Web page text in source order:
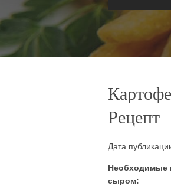
Рецепт
Дата
Необходимые
сыром: